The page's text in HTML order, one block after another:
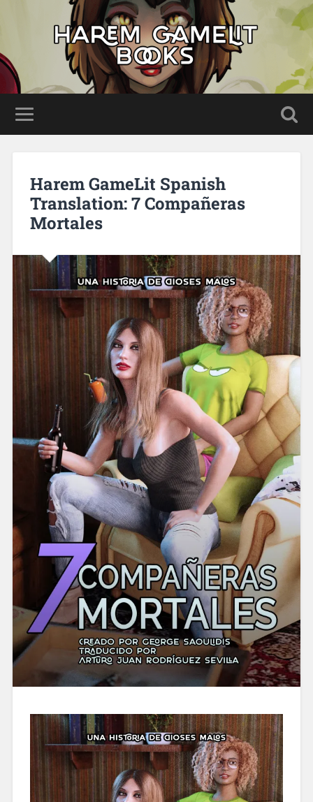
Harem GameLit Spanish
Translation: 7 Compañeras
Mortales